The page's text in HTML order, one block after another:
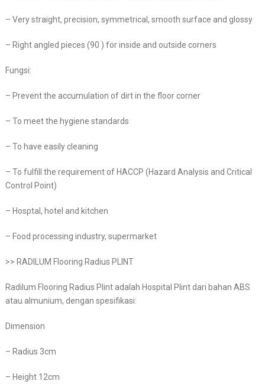
– Very straight, precision, symmetrical, smooth surface and glossy
– Right angled pieces (90 ) for inside and outside corners
Fungsi:
– Prevent the accumulation of dirt in the floor corner
– To meet the hygiene standards
– To have easily cleaning
– To fulfill the requirement of HACCP (Hazard Analysis and Critical
Control Point)
– Hosptal, hotel and kitchen
– Food processing industry, supermarket
>> RADILUM Flooring Radius PLINT
Radilum Flooring Radius Plint adalah Hospital Plint dari bahan ABS
atau almunium, dengan spesifikasi:
Dimension
– Radius 3cm
– Height 12cm